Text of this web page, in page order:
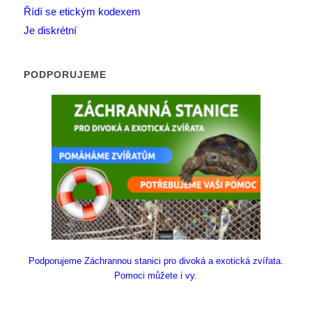
Řídí se etickým kodexem
Je diskrétní
PODPORUJEME
Podporujeme Záchrannou stanici pro divoká a exotická zvířata.
Pomoci můžete i vy.